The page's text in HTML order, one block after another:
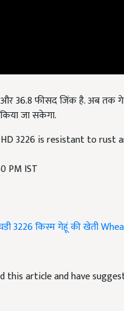
जा सकेगा.
3226 is resistant to rust
IST
this article and have